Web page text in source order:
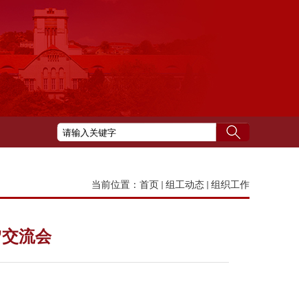
当前位置： 首页 组工动态 组织工作
流会